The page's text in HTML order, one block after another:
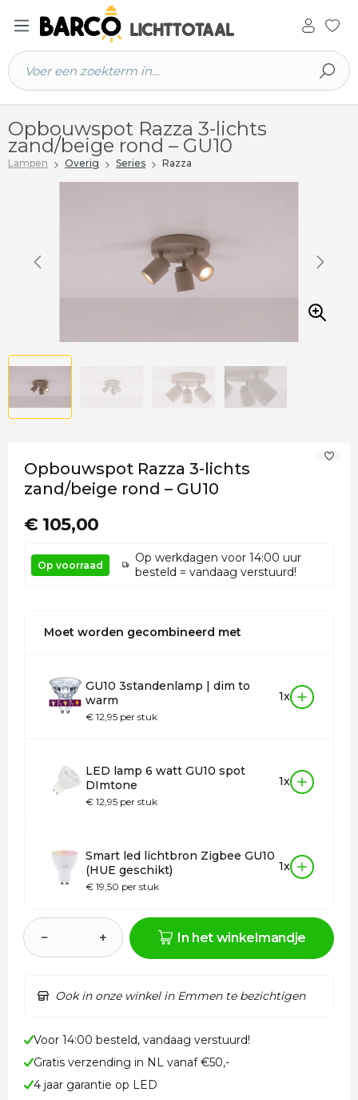
hoofdinhoud
Opbouwspot Razza 3-lichts
zand/beige rond – GU10
Lampen Overig Series Razza
Opbouwspot Razza 3-lichts
zand/beige rond – GU10
€ 105,00
Op voorraad
Op werkdagen voor 14:00 uur
besteld = vandaag verstuurd!
Moet worden gecombineerd met
GU10 3standenlamp | dim to
warm
€ 12,95 per stuk
1x
LED lamp 6 watt GU10 spot
DImtone
€ 12,95 per stuk
1x
Smart led lichtbron Zigbee GU10
(HUE geschikt)
€ 19,50 per stuk
1x
− + In het winkelmandje
Ook in onze winkel in Emmen te bezichtigen
Voor 14:00 besteld, vandaag verstuurd!
Gratis verzending in NL vanaf €50,-
4 jaar garantie op LED